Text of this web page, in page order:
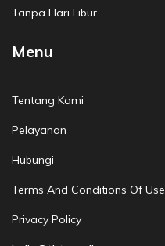
Tanpa Hari Libur.
Menu
Tentang Kami
Pelayanan
Hubungi
Terms And Conditions Of Use
Privacy Policy